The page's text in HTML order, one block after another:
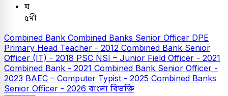
ঘ
৫মী
Combined Bank Combined Banks Senior Officer DPE
Primary Head Teacher - 2012 Combined Bank Senior
Officer (IT) - 2018 PSC NSI – Junior Field Officer - 2021
Combined Bank - 2021 Combined Bank Senior Officer -
2023 BAEC – Computer Typist - 2025 Combined Banks
Senior Officer - 2026 বাংলা বিভক্তি